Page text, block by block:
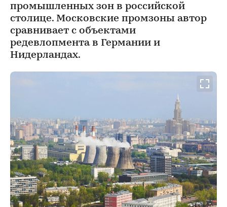
промышленных зон в российской
столице. Московские промзоны автор
сравнивает с объектами
редевлопмента в Германии и
Нидерландах.